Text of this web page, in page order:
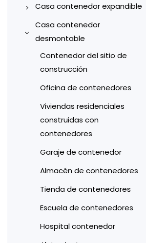
Casa contenedor expandible
Casa de contenedores
expandible de 10 pies
Casa contenedor
expandible de 20 pies
Casa de contenedores
expandible de 30 pies
Casa contenedor
expandible de 40 pies
Casa contenedor
desmontable
Contenedor del sitio de
construcción
Oficina de contenedores
Viviendas residenciales
construidas con
contenedores
Garaje de contenedor
Almacén de contenedores
Tienda de contenedores
Escuela de contenedores
Hospital contenedor